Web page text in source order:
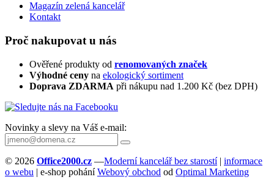
Magazín zelená kancelář
Kontakt
Proč nakupovat u nás
Ověřené produkty od renomovaných značek
Výhodné ceny na ekologický sortiment
Doprava ZDARMA při nákupu nad 1.200 Kč (bez DPH)
Novinky a slevy na Váš e-mail:
© 2026 Office2000.cz —Moderní kancelář bez starostí| informace
o webu | e-shop poháníWebový obchod od Optimal Marketing